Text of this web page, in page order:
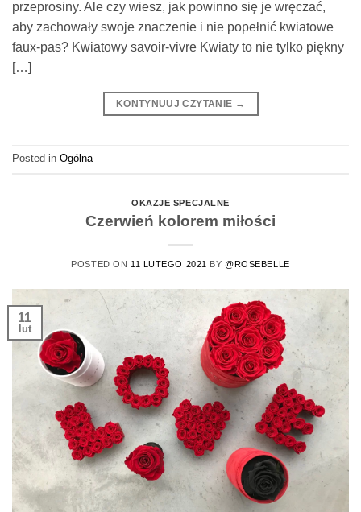
przeprosiny. Ale czy wiesz, jak powinno się je wręczać,
aby zachowały swoje znaczenie i nie popełnić kwiatowe
faux-pas? Kwiatowy savoir-vivre Kwiaty to nie tylko piękny
[…]
KONTYNUUJ CZYTANIE →
Posted in Ogólna
OKAZJE SPECJALNE
Czerwień kolorem miłości
POSTED ON 11 LUTEGO 2021 BY@ROSEBELLE
11
lut